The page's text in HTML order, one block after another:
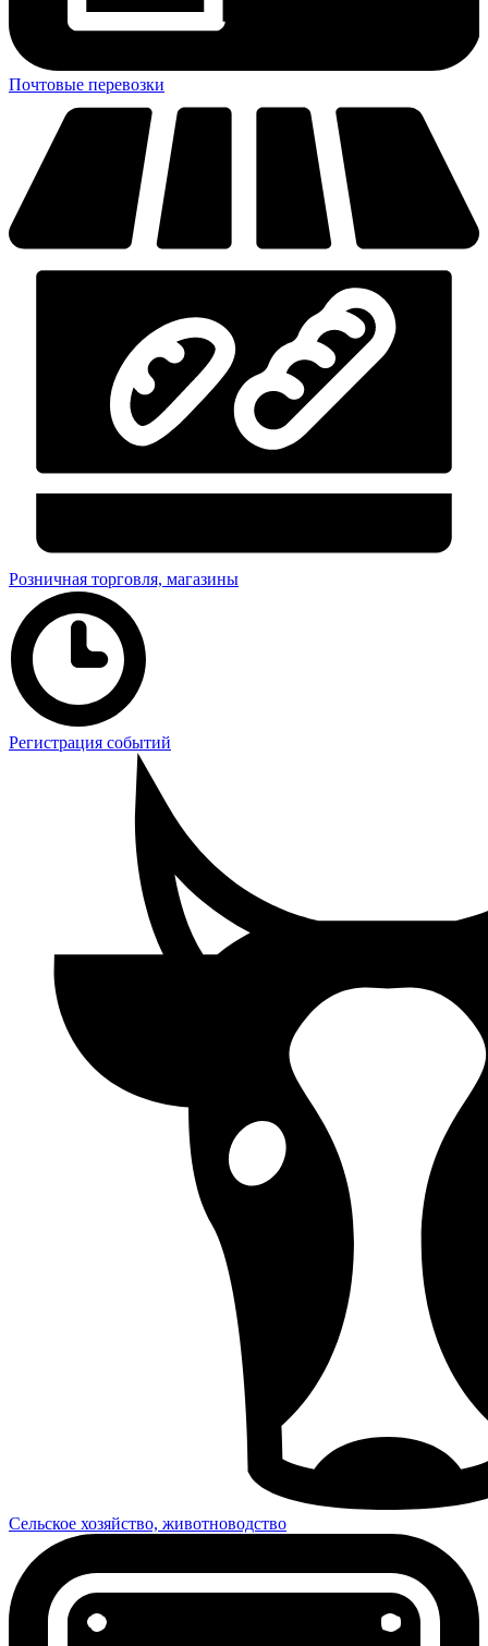
Почтовые перевозки
Розничная торговля, магазины
Регистрация событий
Сельское хозяйство, животноводство